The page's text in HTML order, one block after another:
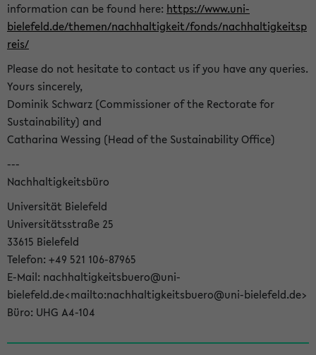
information can be found here: https://www.uni-
bielefeld.de/themen/nachhaltigkeit/fonds/nachhaltigkeitsp
reis/
Please do not hesitate to contact us if you have any queries.
Yours sincerely,
Dominik Schwarz (Commissioner of the Rectorate for
Sustainability) and
Catharina Wessing (Head of the Sustainability Office)
---
Nachhaltigkeitsbüro
Universität Bielefeld
Universitätsstraße 25
33615 Bielefeld
Telefon: +49 521 106-87965
E-Mail: nachhaltigkeitsbuero@uni-
bielefeld.de<mailto:nachhaltigkeitsbuero@uni-bielefeld.de>
Büro: UHG A4-104